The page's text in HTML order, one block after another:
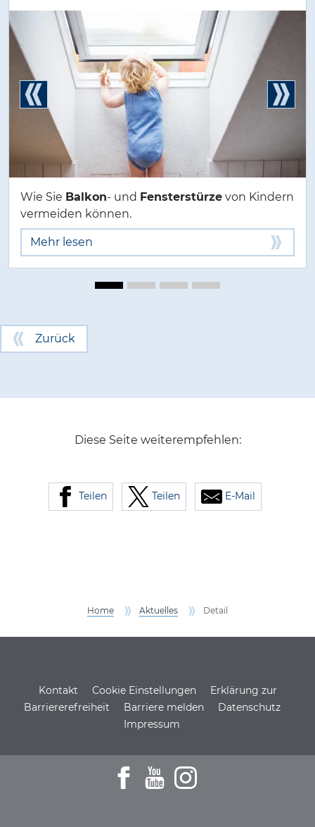
Wie Sie Balkon- und Fensterstürze von Kindern
vermeiden können.
Mehr lesen
Zurück
Diese Seite weiterempfehlen:
Teilen Teilen E-Mail
Home Aktuelles Detail
Service Informationen
Kontakt Cookie Einstellungen
Erklärung zur
Barriererefreiheit
Barriere melden
Datenschutz
Impressum
Zum Facebookprofil der DSH
Zu den Youtube-Filmen der
Zum Instagramprofil der